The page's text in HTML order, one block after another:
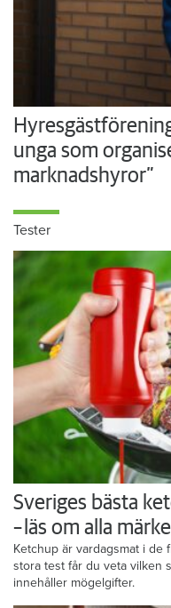
unga som
marknadshyror”
Tester
Sveriges bästa
– läs om alla
Ketchup är vardagsmat i de
stora test får du veta vilken
innehåller mögelgifter.